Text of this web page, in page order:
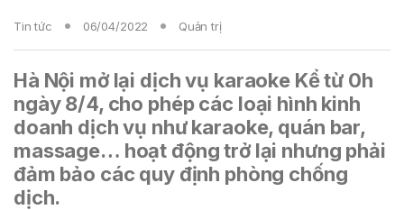
Tin tức 06/04/2022 Quản trị
Hà Nội mở lại dịch vụ karaoke Kể từ 0h
ngày 8/4, cho phép các loại hình kinh
doanh dịch vụ như karaoke, quán bar,
massage… hoạt động trở lại nhưng phải
đảm bảo các quy định phòng chống
dịch.